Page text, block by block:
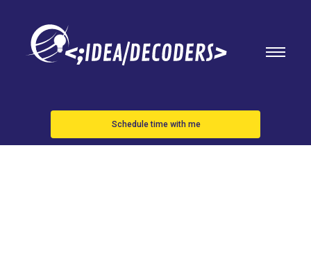
Schedule time with me
Only Fans: la